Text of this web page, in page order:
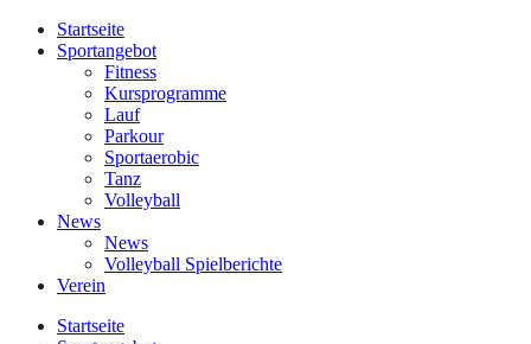
Startseite
Sportangebot
Fitness
Kursprogramme
Lauf
Parkour
Sportaerobic
Tanz
Volleyball
News
News
Volleyball Spielberichte
Verein
Startseite